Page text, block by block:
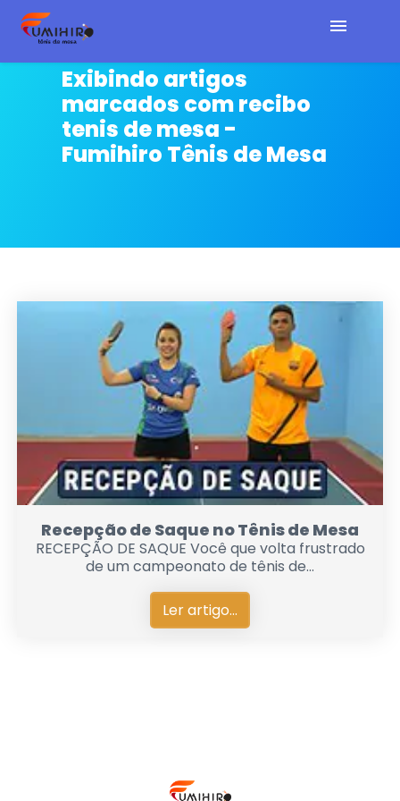
Home
Cursos e E-book
Exibindo artigos
marcados comrecibo
tenis de mesa -
Fumihiro Tênis de Mesa
Recepção de Saque no Tênis de Mesa
RECEPÇÃO DE SAQUE Você que volta frustrado
de um campeonato de tênis de...
Ler artigo...